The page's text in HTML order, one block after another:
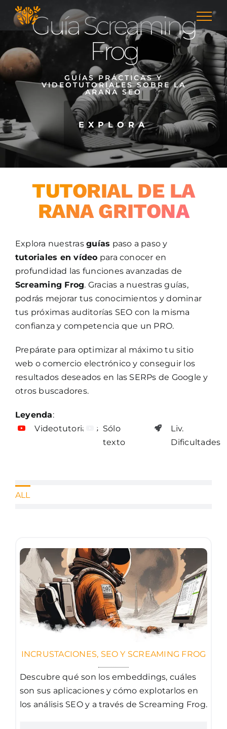
Skip
content Guía Screaming
Frog
GUÍAS PRÁCTICAS Y
VIDEOTUTORIALES SOBRE LA
ARAÑA SEO
EXPLORA
TUTORIAL DE LA
RANA GRITONA
Explora nuestrasguías paso a paso y
tutoriales en vídeo para conocer en
profundidad las funciones avanzadas de
Screaming Frog. Gracias a nuestras guías,
podrás mejorar tus conocimientos y dominar
tus próximas auditorías SEO con la misma
confianza y competencia que un PRO.
Prepárate para optimizar al máximo tu sitio
web o comercio electrónico y conseguir los
resultados deseados en las SERPs de Google y
otros buscadores.
Leyenda:
Videotutoriales Sólo
texto
Liv.
Dificultades
ALL
INCRUSTACIONES, SEO Y SCREAMING FROG
Descubre qué son los embeddings, cuáles
son sus aplicaciones y cómo explotarlos en
los análisis SEO y a través de Screaming Frog.